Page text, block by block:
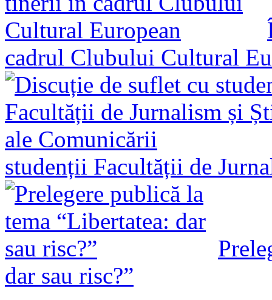
cadrul Clubului Cultural
studenții Facultății de
dar sau risc?”